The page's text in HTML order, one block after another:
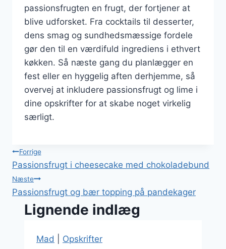
passionsfrugten en frugt, der fortjener at
blive udforsket. Fra cocktails til desserter,
dens smag og sundhedsmæssige fordele
gør den til en værdifuld ingrediens i ethvert
køkken. Så næste gang du planlægger en
fest eller en hyggelig aften derhjemme, så
overvej at inkludere passionsfrugt og lime i
dine opskrifter for at skabe noget virkelig
særligt.
Indlægsnavigation
Forrige
Passionsfrugt i cheesecake med chokoladebund
Næste
Passionsfrugt og bær topping på pandekager
Lignende indlæg
Mad Opskrifter